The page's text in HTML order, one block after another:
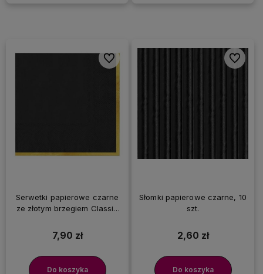
Serwetki papierowe czarne
ze złotym brzegiem Classic
7,90 zł
Do koszyka
Do ulubionych
Słomki papierowe czarne, 10
szt.
2,60 zł
Do koszyka
Do